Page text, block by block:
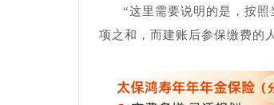
“这里需要说明的是，按
项之和，而建账后参保缴费的